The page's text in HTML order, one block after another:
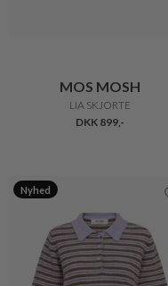
MOS MOSH
LIA SKJORTE
DKK 899,-
Nyhed